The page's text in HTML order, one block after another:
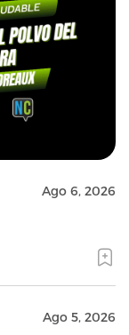
Ago 6, 2026
Ago 5, 2026